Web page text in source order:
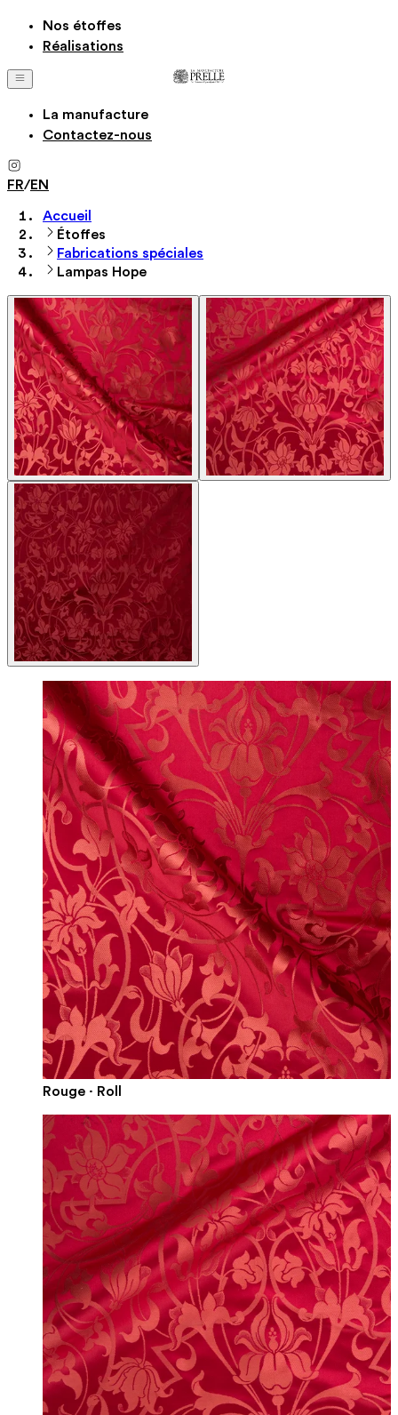
Nos étoffes
Réalisations
La manufacture
Contactez-nous
FR/EN
Accueil
Étoffes
Fabrications spéciales
Lampas Hope
Rouge · Roll